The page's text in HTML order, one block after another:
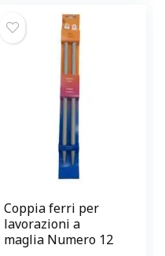
Coppia ferri per
lavorazioni a
maglia Numero 12